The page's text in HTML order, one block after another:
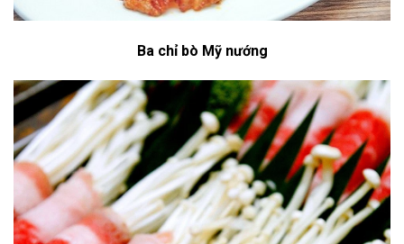
Ba chỉ bò Mỹ nướng